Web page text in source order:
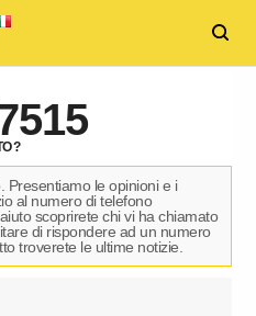
?
Presentiamo le opinioni e i
al numero di telefono
scoprirete chi vi ha chiamato
di rispondere ad un numero
troverete le ultime notizie.